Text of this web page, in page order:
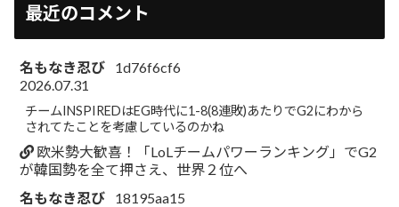
最近のコメント
名もなき忍び
1d76f6cf6
2026.07.31
チームINSPIREDはEG時代に1-8(8連敗)あたりでG2にわから
されてたことを考慮しているのかね
欧米勢大歓喜！「LoLチームパワーランキング」でG2
が韓国勢を全て押さえ、世界２位へ
名もなき忍び
18195aa15